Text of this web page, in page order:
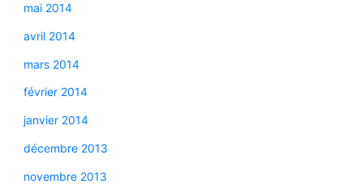
mai 2014
avril 2014
mars 2014
février 2014
janvier 2014
décembre 2013
novembre 2013